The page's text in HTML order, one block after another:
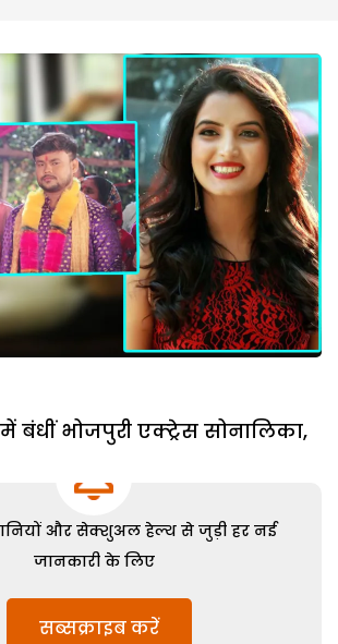
बंधीं भोजपुरी एक्ट्रेस सोनालिका,
और सेक्शुअल हेल्थ से जुड़ी हर नई
जानकारी के लिए
सब्सक्राइब करें